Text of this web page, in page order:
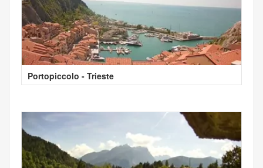
Portopiccolo - Trieste